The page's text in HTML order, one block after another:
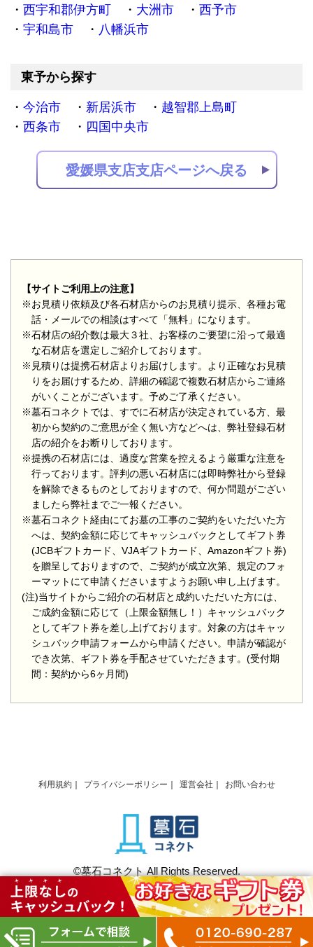
西宇和郡伊方町
大洲市
西予市
宇和島市
八幡浜市
東予から探す
今治市 新居浜市
越智郡上島町
西条市
四国中央市
愛媛県支店支店ページへ戻る
【サイトご利用上の注意】
※お見積り依頼及び各石材店からのお見積り提示、各種お電
話・メールでの相談はすべて「無料」になります。
※石材店の紹介数は最大３社、お客様のご要望に沿って最適
な石材店を選定しご紹介しております。
※見積りは提携石材店よりお届けします。より正確なお見積
りをお届けするため、詳細の確認で複数石材店からご連絡
がいくことがございます。予めご了承ください。
※墓石コネクトでは、すでに石材店が決定されている方、最
初から契約のご意思が全く無い方などへは、弊社登録石材
店の紹介をお断りしております。
※提携の石材店には、過度な営業を控えるよう厳重な注意を
行っております。評判の悪い石材店には即時弊社から登録
を解除できるものとしておりますので、何か問題がござい
ましたら弊社までご一報ください。
※墓石コネクト経由にてお墓の工事のご契約をいただいた方
へは、契約金額に応じてキャッシュバックとしてギフト券
(JCBギフトカード、VJAギフトカード、Amazonギフト券)
を贈呈しておりますので、ご契約が成立次第、規定のフォ
ーマットにて申請くださいますようお願い申し上げます。
(注)当サイトからご紹介の石材店と成約いただいた方には、
ご成約金額に応じて（上限金額無し！）キャッシュバック
としてギフト券を差し上げております。対象の方はキャッ
シュバック申請フォームから申請ください。申請が確認が
でき次第、ギフト券を手配させていただきます。(受付期
間：契約から6ヶ月間)
利用規約 プライバシーポリシー 運営会社 お問い合わせ
©墓石コネクト All Rights Reserved.